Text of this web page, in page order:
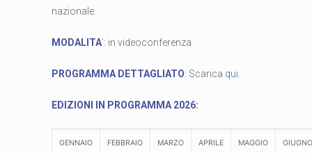
nazionale.
MODALITA’: in videoconferenza
PROGRAMMA DETTAGLIATO: Scarica qui
EDIZIONI IN PROGRAMMA 2026:
GENNAIO FEBBRAIO MARZO APRILE MAGGIO GIUGNO